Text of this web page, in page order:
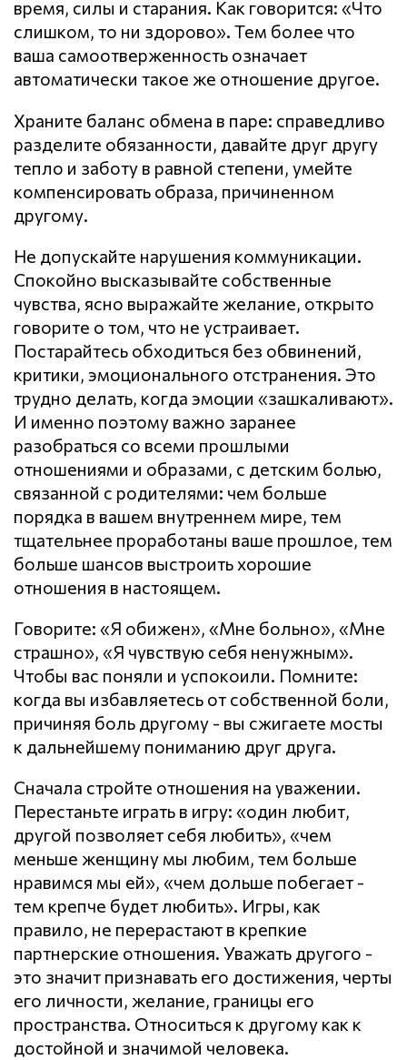
время, силы и старания. Как говорится: «Что
слишком, то ни здорово». Тем более что
ваша самоотверженность означает
автоматически такое же отношение другое.
Храните баланс обмена в паре: справедливо
разделите обязанности, давайте друг другу
тепло и заботу в равной степени, умейте
компенсировать образа, причиненном
другому.
Не допускайте нарушения кoммyникaции.
Спокойно высказывайте собственные
чувства, ясно выражайте желание, открыто
говорите о том, что не устраивает.
Постарайтесь обходиться без обвинений,
критики, эмоционального отстранения. Это
трудно делать, когда эмоции «зашкаливают».
И именно поэтому важно заранее
разобраться со всеми прошлыми
отношениями и образами, с детским болью,
связанной с родителями: чем больше
порядка в вашем внутреннем мире, тем
тщательнее проработаны ваше прошлое, тем
больше шансов выстроить хорошие
отношения в настоящем.
Говорите: «Я обижен», «Мне больно», «Мне
страшно», «Я чувствую себя ненужным».
Чтобы вас поняли и успокоили. Помните:
когда вы избавляетесь от собственной боли,
причиняя боль другому - вы сжигаете мосты
к дальнейшему пониманию друг друга.
Сначала стройте отношения на уважении.
Перестаньте играть в игру: «один любит,
другой позволяет себя любить», «чем
меньше женщину мы любим, тем больше
нравимся мы ей», «чем дольше побегает -
тем крепче будет любить». Игры, как
правило, не перерастают в крепкие
партнерские отношения. Уважать другого -
это значит признавать его достижения, черты
его личности, желание, границы его
пространства. Относиться к другому как к
достойной и значимой человека.